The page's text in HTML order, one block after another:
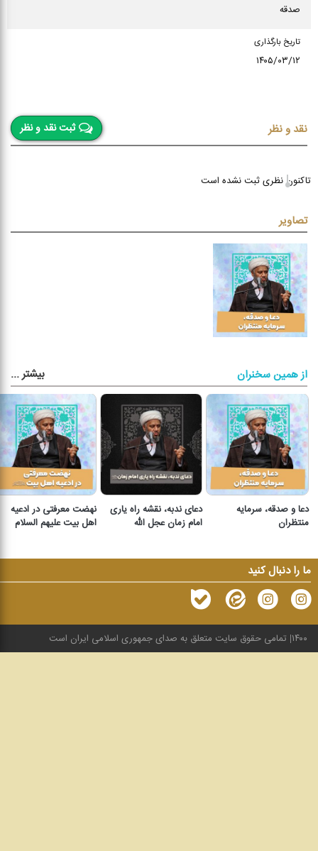
صدقه
تاریخ بارگذاری
۱۴۰۵/۰۳/۱۲
ثبت نقد و نظر نقد و نظر
تاکنون نظری ثبت نشده است
تصاویر
از همین سخنران بیشتر...
دعا و صدقه، سرمایه
منتظران
دعای ندبه، نقشه راه یاری
امام زمان عجل الله
نهضت معرفتی در ادعیه
اهل بیت علیهم السلام
ما را دنبال کنید
۱۴۰۰ تمامی حقوق سایت متعلق به صدای جمهوری اسلامی ایران است